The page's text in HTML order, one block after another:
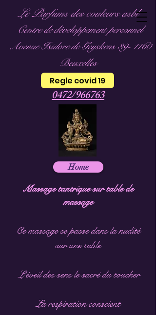
Le Parfums des couleurs asbl
Centre de développement personnel
Avenue Isidore de Geyskens 39- 1160
Beuxelles
0472/966763
Regle covid 19
Home
Massage tantrique sur table de
massage
Ce massage se passe dans la nudité
sur une table
L'éveil des sens le sacré du toucher
La respiration conscient